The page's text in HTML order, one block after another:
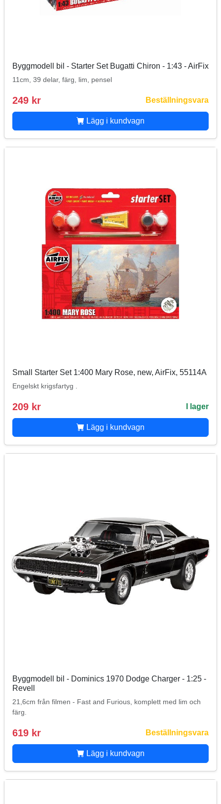
Byggmodell bil - Starter Set Bugatti Chiron - 1:43 - AirFix
11cm, 39 delar, färg, lim, pensel
249 kr Beställningsvara
Lägg i kundvagn
Small Starter Set 1:400 Mary Rose, new, AirFix, 55114A
Engelskt krigsfartyg .
209 kr I lager
Lägg i kundvagn
Byggmodell bil - Dominics 1970 Dodge Charger - 1:25 -
Revell
21,6cm från filmen - Fast and Furious, komplett med lim och
färg.
619 kr Beställningsvara
Lägg i kundvagn